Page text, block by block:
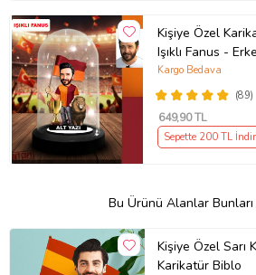
Kişiye Özel
Işıklı Fanus -
Taraftar Hediyesi
(89)
Kargo Bedava
649,90 TL
Sepette 200 TL
Bu Ürünü Alanlar Bunları
Kişiye Özel Sarı
Karikatür Biblo